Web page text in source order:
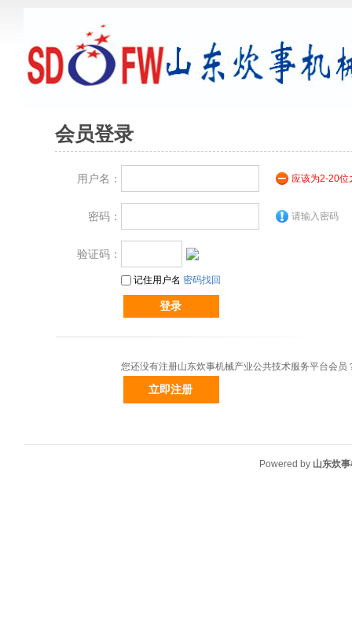
会员登录
用户名： 应该为2-20位
密码： 请输入密码
验证码：
记住用户名 密码找回
您还没有注册山东炊事机械产业公共技术服务平台会员
Powered by 山东炊